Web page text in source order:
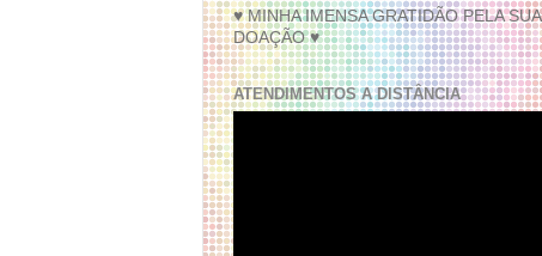
♥ MINHA IMENSA GRATIDÃO PELA SUA
DOAÇÃO ♥
ATENDIMENTOS A DISTÂNCIA